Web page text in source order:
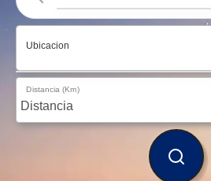
Ubicacion
Distancia (Km)
BUSCAR